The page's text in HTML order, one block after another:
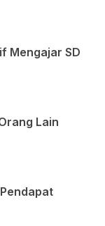
Mengajar SD
Lain